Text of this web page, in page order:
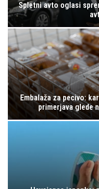
Spletni avto oglasi
Embalaža za pecivo:
primerjava glede